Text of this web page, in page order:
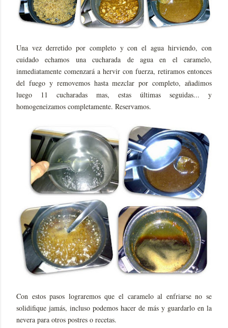
Una vez derretido por completo y con el agua hirviendo, con
cuidado echamos una cucharada de agua en el caramelo,
inmediatamente comenzará a hervir con fuerza, retiramos entonces
del fuego y removemos hasta mezclar por completo, añadimos
luego 11 cucharadas mas, estas últimas seguidas... y
homogeneizamos completamente. Reservamos.
Con estos pasos lograremos que el caramelo al enfriarse no se
solidifique jamás, incluso podemos hacer de más y guardarlo en la
nevera para otros postres o recetas.